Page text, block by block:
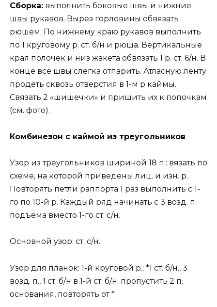
Сборка: выполнить боковые швы и нижние
швы рукавов. Вырез горловины обвязать
рюшем. По нижнему краю рукавов выполнить
по 1 круговому р. ст. б/н и рюша. Вертикальные
края полочек и низ жакета обвязать 1 р. ст. 6/н. В
конце все швы слегка отпарить. Атласную ленту
продеть сквозь отверстия в 1-м р каймы.
Связать 2 «шишечки» и пришить их к попочкам
(см. фото).
Комбинезон с каймой из треугольников
Узор из треугольников шириной 18 п.: вязать по
схеме, на которой приведены лиц. и изн. р.
Повторять петли раппорта 1 раз выполнить с 1-
го по 10-й р. Каждый ряд начинать с 3 возд. п.
подъема вместо 1-го ст. с/н.
Основной узор: ст. с/н.
Узор для планок: 1-й круговой р.: *1 ст. б/н., 3
возд. п., 1 ст. б/н в 1-й ст. б/н. пропустить 2 п.
основания, повторять от *.